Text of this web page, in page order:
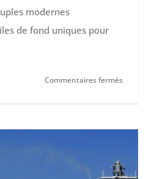
modernes
de fond uniques pour
Commentaires ferméssur
faire